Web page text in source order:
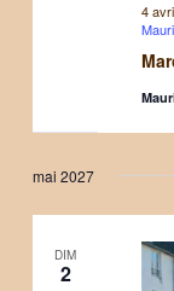
4
mai 2027
DIM
2